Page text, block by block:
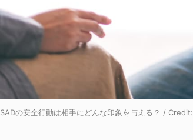
SADの安全行動は相手にどんな印象を与える？ / Credit: